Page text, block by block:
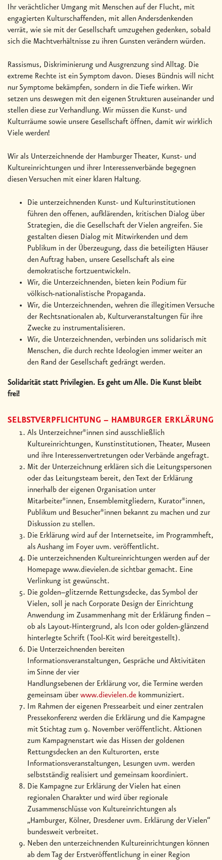
Ihr verächtlicher Umgang mit Menschen auf der Flucht, mit
engagierten Kulturschaffenden, mit allen Andersdenkenden
verrät, wie sie mit der Gesellschaft umzugehen gedenken, sobald
sich die Machtverhältnisse zu ihren Gunsten verändern würden.
Rassismus, Diskriminierung und Ausgrenzung sind Alltag. Die
extreme Rechte ist ein Symptom davon. Dieses Bündnis will nicht
nur Symptome bekämpfen, sondern in die Tiefe wirken. Wir
setzen uns deswegen mit den eigenen Strukturen auseinander und
stellen diese zur Verhandlung. Wir müssen die Kunst- und
Kulturräume sowie unsere Gesellschaft öffnen, damit wir wirklich
Viele werden!
Wir als Unterzeichnende der Hamburger Theater, Kunst- und
Kultureinrichtungen und ihrer Interessenverbände begegnen
diesen Versuchen mit einer klaren Haltung.
Die unterzeichnenden Kunst- und Kulturinstitutionen
führen den offenen, aufklärenden, kritischen Dialog über
Strategien, die die Gesellschaft der Vielen angreifen. Sie
gestalten diesen Dialog mit Mitwirkenden und dem
Publikum in der Überzeugung, dass die beteiligten Häuser
den Auftrag haben, unsere Gesellschaft als eine
demokratische fortzuentwickeln.
Wir, die Unterzeichnenden, bieten kein Podium für
völkisch-nationalistische Propaganda.
Wir, die Unterzeichnenden, wehren die illegitimen Versuche
der Rechtsnationalen ab, Kulturveranstaltungen für ihre
Zwecke zu instrumentalisieren.
Wir, die Unterzeichnenden, verbinden uns solidarisch mit
Menschen, die durch rechte Ideologien immer weiter an
den Rand der Gesellschaft gedrängt werden.
Solidarität statt Privilegien. Es geht um Alle. Die Kunst bleibt
frei!
SELBSTVERPFLICHTUNG – HAMBURGER ERKLÄRUNG
Als Unterzeichner*innen sind ausschließlich
Kultureinrichtungen, Kunstinstitutionen, Theater, Museen
und ihre Interessenvertretungen oder Verbände angefragt.
Mit der Unterzeichnung erklären sich die Leitungspersonen
oder das Leitungsteam bereit, den Text der Erklärung
innerhalb der eigenen Organisation unter
Mitarbeiter*innen, Ensemblemitgliedern, Kurator*innen,
Publikum und Besucher*innen bekannt zu machen und zur
Diskussion zu stellen.
Die Erklärung wird auf der Internetseite, im Programmheft,
als Aushang im Foyer uvm. veröffentlicht.
Die unterzeichnenden Kultureinrichtungen werden auf der
Homepage www.dievielen.de sichtbar gemacht. Eine
Verlinkung ist gewünscht.
Die golden–glitzernde Rettungsdecke, das Symbol der
Vielen, soll je nach Corporate Design der Einrichtung
Anwendung im Zusammenhang mit der Erklärung finden –
ob als Layout-Hintergrund, als Icon oder golden-glänzend
hinterlegte Schrift (Tool-Kit wird bereitgestellt).
Die Unterzeichnenden bereiten
Informationsveranstaltungen, Gespräche und Aktivitäten
im Sinne der vier
Handlungsebenen der Erklärung vor, die Termine werden
gemeinsam über www.dievielen.de kommuniziert.
Im Rahmen der eigenen Pressearbeit und einer zentralen
Pressekonferenz werden die Erklärung und die Kampagne
mit Stichtag zum 9. November veröffentlicht. Aktionen
zum Kampagnenstart wie das Hissen der goldenen
Rettungsdecken an den Kulturorten, erste
Informationsveranstaltungen, Lesungen uvm. werden
selbstständig realisiert und gemeinsam koordiniert.
Die Kampagne zur Erklärung der Vielen hat einen
regionalen Charakter und wird über regionale
Zusammenschlüsse von Kultureinrichtungen als
„Hamburger, Kölner, Dresdener uvm. Erklärung der Vielen“
bundesweit verbreitet.
Neben den unterzeichnenden Kultureinrichtungen können
ab dem Tag der Erstveröffentlichung in einer Region